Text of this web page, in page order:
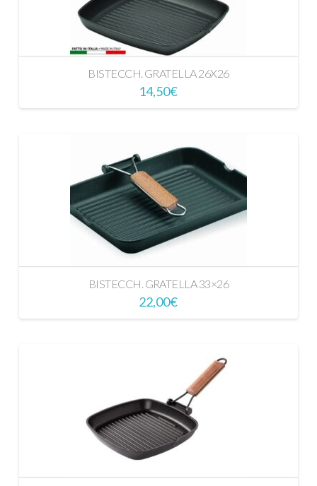
BISTECCH. GRATELLA 26X26
14,50€
BISTECCH. GRATELLA 33×26
22,00€